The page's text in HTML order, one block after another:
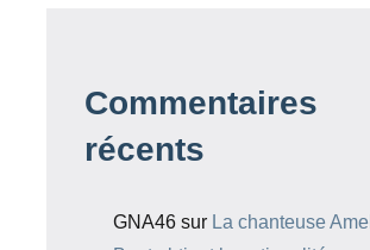
Commentaires
récents
GNA46 sur La chanteuse Amel